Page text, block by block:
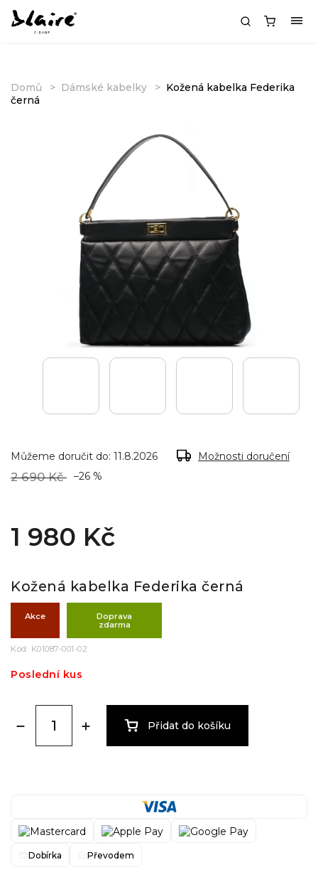
Domů Dámské kabelky
Kožená kabelka Federika
černá
Můžeme doručit do: 11.8.2026 Možnosti doručení
2 690 Kč –26 %
1 980 Kč
Kožená kabelka Federika černá
Akce
Doprava
zdarma
Kód: K01087-001-02
Poslední kus
Přidat do košíku
Dobírka Převodem